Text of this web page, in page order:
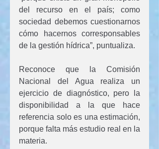
del recurso en el país; como
sociedad debemos cuestionarnos
cómo hacernos corresponsables
de la gestión hídrica”, puntualiza.
Reconoce que la Comisión
Nacional del Agua realiza un
ejercicio de diagnóstico, pero la
disponibilidad a la que hace
referencia solo es una estimación,
porque falta más estudio real en la
materia.